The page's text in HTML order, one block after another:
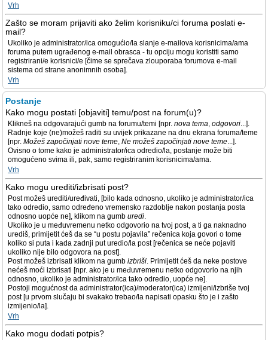
Vrh
Zašto se moram prijaviti ako želim korisniku/ci foruma poslati e-
mail?
Ukoliko je administrator/ica omogućio/la slanje e-mailova korisnicima/ama
foruma putem ugrađenog e-mail obrasca - tu opciju mogu koristiti samo
registrirani/e korisnici/e [čime se sprečava zlouporaba forumova e-mail
sistema od strane anonimnih osoba].
Vrh
Postanje
Kako mogu postati [objaviti] temu/post na forum(u)?
Klikneš na odgovarajući gumb na forumu/temi [npr. nova tema, odgovori...].
Radnje koje (ne)možeš raditi su uvijek prikazane na dnu ekrana foruma/teme
[npr. Možeš započinjati nove teme, Ne možeš započinjati nove teme...].
Ovisno o tome kako je administrator/ica odredio/la, postanje može biti
omogućeno svima ili, pak, samo registriranim korisnicima/ama.
Vrh
Kako mogu urediti/izbrisati post?
Post možeš urediti/uređivati, [bilo kada odnosno, ukoliko je administrator/ica
tako odredio, samo određeno vremensko razdoblje nakon postanja posta
odnosno uopće ne], klikom na gumb uredi.
Ukoliko je u međuvremenu netko odgovorio na tvoj post, a ti ga naknadno
urediš, primijetit ćeš da se “u postu pojavila” rečenica koja govori o tome
koliko si puta i kada zadnji put uredio/la post [rečenica se neće pojaviti
ukoliko nije bilo odgovora na post].
Post možeš izbrisati klikom na gumb izbriši. Primijetit ćeš da neke postove
nećeš moći izbrisati [npr. ako je u međuvremenu netko odgovorio na njih
odnosno, ukoliko je administrator/ica tako odredio, uopće ne].
Postoji mogućnost da administrator(ica)/moderator(ica) izmijeni/izbriše tvoj
post [u prvom slučaju bi svakako trebao/la napisati opasku što je i zašto
izmijenio/la].
Vrh
Kako mogu dodati potpis?